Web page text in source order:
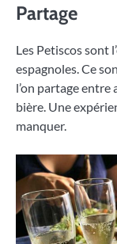
Partage
Les Petiscos sont
espagnoles. Ce
l’on partage entre
bière. Une
manquer.